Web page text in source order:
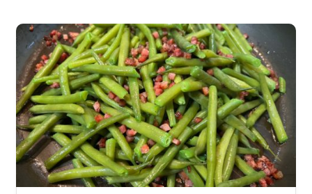
E
F
O
O
D
B
L
O